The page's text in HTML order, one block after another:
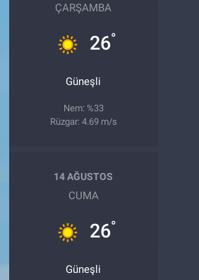
ÇARŞAMBA
26°
Güneşli
Nem: %33
Rüzgar: 4.69 m/s
14 AĞUSTOS
CUMA
26°
Güneşli